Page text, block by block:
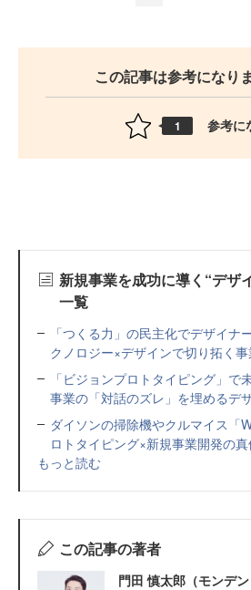
この記事は参考になり
1 参考に
新規事業を成功に導く“デザ
一覧
「つくる力」の民主化でデザイナ
クノロジー×デザインで切り拓く
「ビジョンプロトタイピング」で
事業の「対話のズレ」を埋めるデ
ダイソンの掃除機やクルマイス「
ロトタイピング×新規事業開発の真
もっと読む
この記事の著者
門田 慎太郎（モンデン